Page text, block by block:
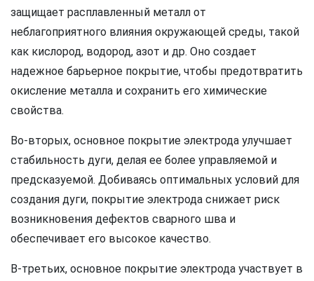
защищает расплавленный металл от
неблагоприятного влияния окружающей среды, такой
как кислород, водород, азот и др. Оно создает
надежное барьерное покрытие, чтобы предотвратить
oкисление металла и сохранить его химические
свойства.
Во-вторых, основное покрытие электрода улучшает
стабильность дуги, делая ее более управляемой и
предсказуемой. Добиваясь оптимальных условий для
создания дуги, покрытие электрода снижает риск
возникновения дефектов сварного шва и
обеспечивает его высокое качество.
В-третьих, основное покрытие электрода участвует в